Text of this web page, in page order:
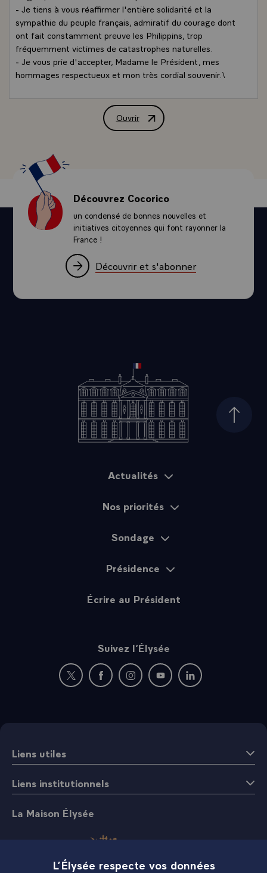
- Je tiens à vous réaffirmer l'entière solidarité et la
sympathie du peuple français, admiratif du courage dont
ont fait constamment preuve les Philippins, trop
fréquemment victimes de catastrophes naturelles.
- Je vous prie d'accepter, Madame le Président, mes
hommages respectueux et mon très cordial souvenir.\
Ouvrir
Message de M. François Mitterrand,
Découvrez Cocorico
un condensé de bonnes nouvelles et
initiatives citoyennes qui font rayonner la
France !
Découvrir et s'abonner
Haut
Actualités
Nos priorités
Sondage
Présidence
Écrire au Président
Suivez l’Élysée
Nouvelle fenêtre : rejoignez-nous sur Twitter
Nouvelle fenêtre : rejoignez-nous sur
Nouvelle fenêtre : rejoignez-nous
Nouvelle fenêtre :
Nouvelle fenêtre :
Liens utiles
Liens institutionnels
La Maison Élysée
L’Élysée respecte vos données